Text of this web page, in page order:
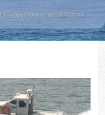
Πτώση γυναίκας στη θάλασσα …